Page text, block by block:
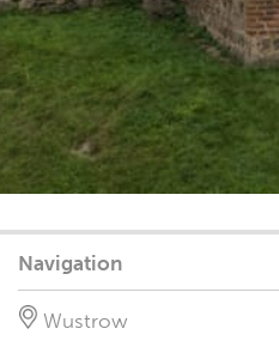
Navigation
Wustrow